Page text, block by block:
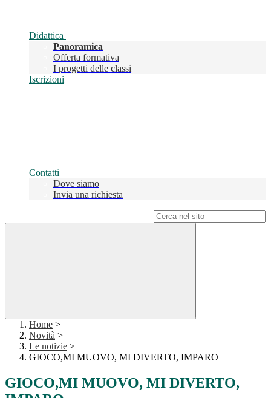
Didattica
Panoramica
Offerta formativa
I progetti delle classi
Iscrizioni
Contatti
Dove siamo
Invia una richiesta
Home >
Novità >
Le notizie >
GIOCO,MI MUOVO, MI DIVERTO, IMPARO
GIOCO,MI MUOVO, MI DIVERTO,